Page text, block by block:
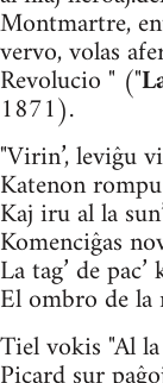
Montmartre,
vervo, volas
Revolucio " ("
1871).
"Virin’, leviĝu
Katenon
Kaj iru al la
Komenciĝas
La tag’ de
El ombro de la
Tiel vokis "Al